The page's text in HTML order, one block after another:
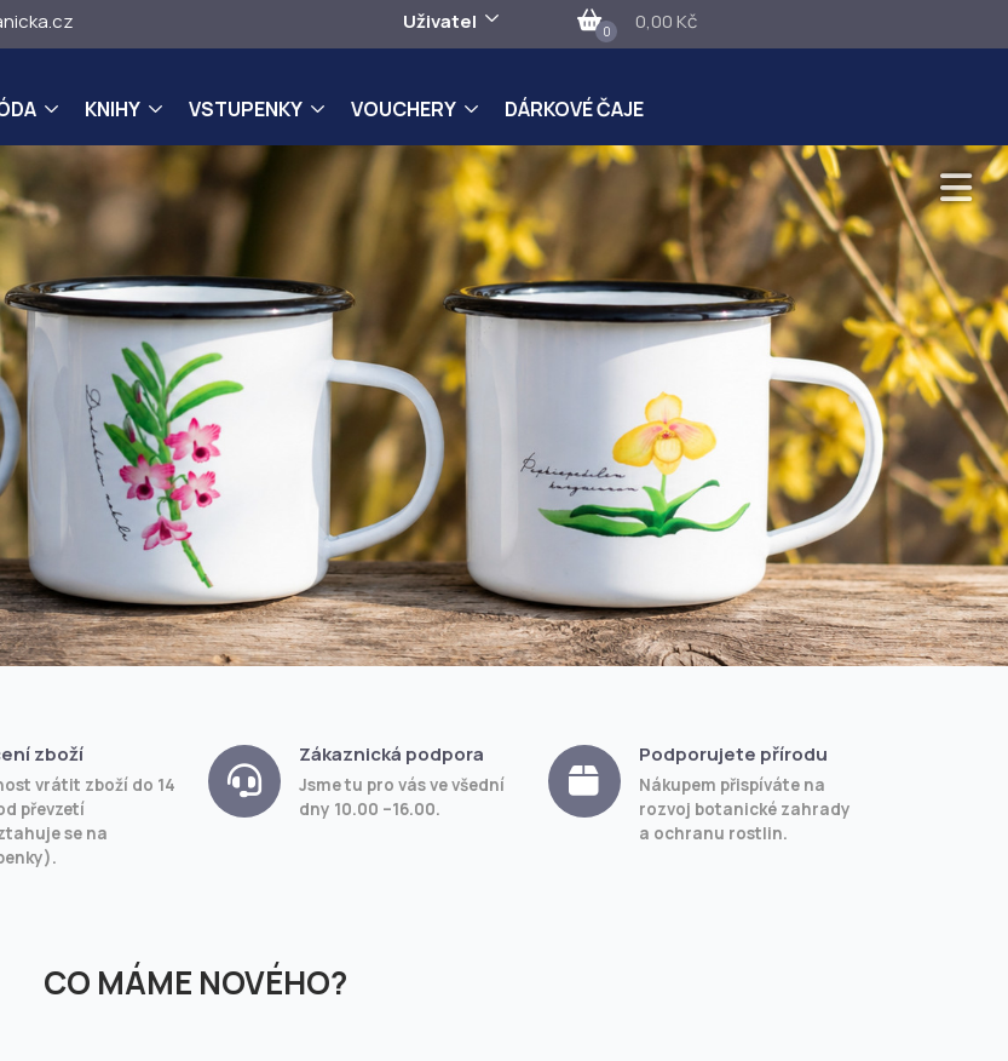
Uživatel 0 0,00 Kč
KNIHY VSTUPENKY VOUCHERY DÁRKOVÉ ČAJE
zboží
vrátit zboží do 14
převzetí
se na
Zákaznická podpora
Jsme tu pro vás ve všední
dny 10.00 –16.00.
Podporujete přírodu
Nákupem přispíváte na
rozvoj botanické zahrady
a ochranu rostlin.
CO MÁME NOVÉHO?